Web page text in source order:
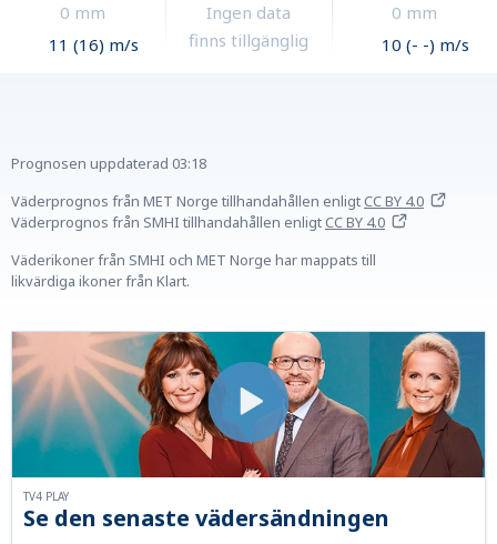
0 mm
11 (16) m/s
Ingen data
finns tillgänglig
0 mm
10 (- -) m/s
Prognosen uppdaterad 03:18
Väderprognos från MET Norge tillhandahållen enligtCC BY 4.0
Väderprognos från SMHI tillhandahållen enligtCC BY 4.0
Väderikoner från SMHI och MET Norge har mappats till
likvärdiga ikoner från Klart.
Se den senaste vädersändningen
TV4 PLAY